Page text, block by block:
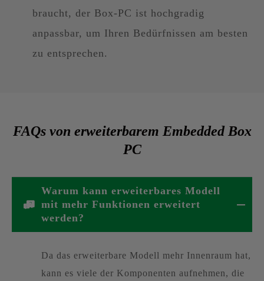
braucht, der Box-PC ist hochgradig
anpassbar, um Ihren Bedürfnissen am besten
zu entsprechen.
FAQs von erweiterbarem Embedded Box
PC
Warum kann erweiterbares Modell
mit mehr Funktionen erweitert
werden?
Da das erweiterbare Modell mehr Innenraum hat,
kann es viele der Komponenten aufnehmen, die